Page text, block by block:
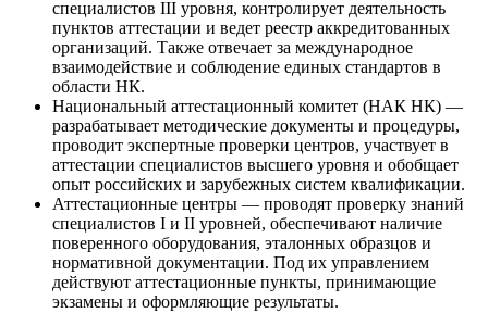
специалистов III уровня, контролирует деятельность
пунктов аттестации и ведет реестр аккредитованных
организаций. Также отвечает за международное
взаимодействие и соблюдение единых стандартов в
области НК.
Национальный аттестационный комитет (НАК НК) —
разрабатывает методические документы и процедуры,
проводит экспертные проверки центров, участвует в
аттестации специалистов высшего уровня и обобщает
опыт российских и зарубежных систем квалификации.
Аттестационные центры — проводят проверку знаний
специалистов I и II уровней, обеспечивают наличие
поверенного оборудования, эталонных образцов и
нормативной документации. Под их управлением
действуют аттестационные пункты, принимающие
экзамены и оформляющие результаты.